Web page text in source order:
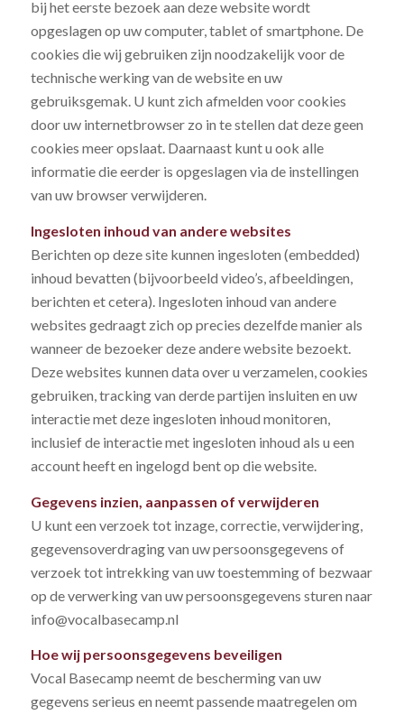
bij het eerste bezoek aan deze website wordt
opgeslagen op uw computer, tablet of smartphone. De
cookies die wij gebruiken zijn noodzakelijk voor de
technische werking van de website en uw
gebruiksgemak. U kunt zich afmelden voor cookies
door uw internetbrowser zo in te stellen dat deze geen
cookies meer opslaat. Daarnaast kunt u ook alle
informatie die eerder is opgeslagen via de instellingen
van uw browser verwijderen.
Ingesloten inhoud van andere websites
Berichten op deze site kunnen ingesloten (embedded)
inhoud bevatten (bijvoorbeeld video’s, afbeeldingen,
berichten et cetera). Ingesloten inhoud van andere
websites gedraagt zich op precies dezelfde manier als
wanneer de bezoeker deze andere website bezoekt.
Deze websites kunnen data over u verzamelen, cookies
gebruiken, tracking van derde partijen insluiten en uw
interactie met deze ingesloten inhoud monitoren,
inclusief de interactie met ingesloten inhoud als u een
account heeft en ingelogd bent op die website.
Gegevens inzien, aanpassen of verwijderen
U kunt een verzoek tot inzage, correctie, verwijdering,
gegevensoverdraging van uw persoonsgegevens of
verzoek tot intrekking van uw toestemming of bezwaar
op de verwerking van uw persoonsgegevens sturen naar
info@vocalbasecamp.nl
Hoe wij persoonsgegevens beveiligen
Vocal Basecamp neemt de bescherming van uw
gegevens serieus en neemt passende maatregelen om